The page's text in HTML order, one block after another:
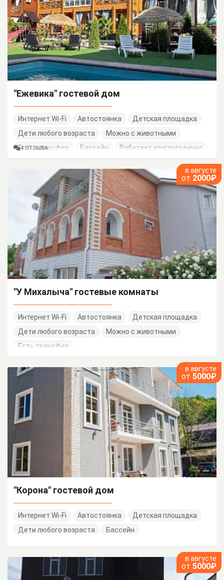
"Ежевика" гостевой дом
Интернет Wi-Fi Автостоянка
Детская площадка
Дети любого возраста
Можно с животными
Есть трансфер
Бассейн Работает круглогодично
4 ОТЗЫВА
в августе
от 2000₽
"У Михалыча" гостевые комнаты
Интернет Wi-Fi Автостоянка
Детская площадка
Дети любого возраста
Можно с животными
Есть трансфер
в августе
от 5000₽
"Корона" гостевой дом
Интернет Wi-Fi Автостоянка
Детская площадка
Дети любого возраста
Бассейн
в августе
от 5000₽